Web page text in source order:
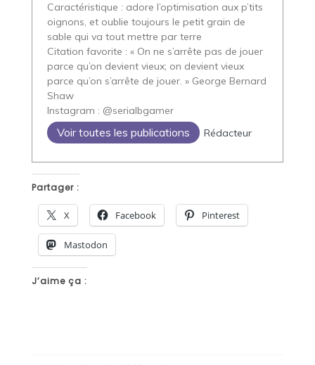
Caractéristique : adore l’optimisation aux p’tits
oignons, et oublie toujours le petit grain de
sable qui va tout mettre par terre
Citation favorite : « On ne s’arrête pas de jouer
parce qu’on devient vieux; on devient vieux
parce qu’on s’arrête de jouer. » George Bernard
Shaw
Instagram : @serialbgamer
Voir toutes les publications Rédacteur
Partager :
X Facebook Pinterest
Mastodon
J’aime ça :